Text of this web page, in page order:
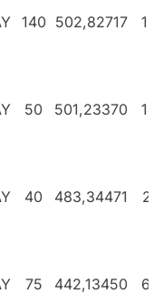
140 502,82717
50 501,23370
40 483,34471
75 442,13450